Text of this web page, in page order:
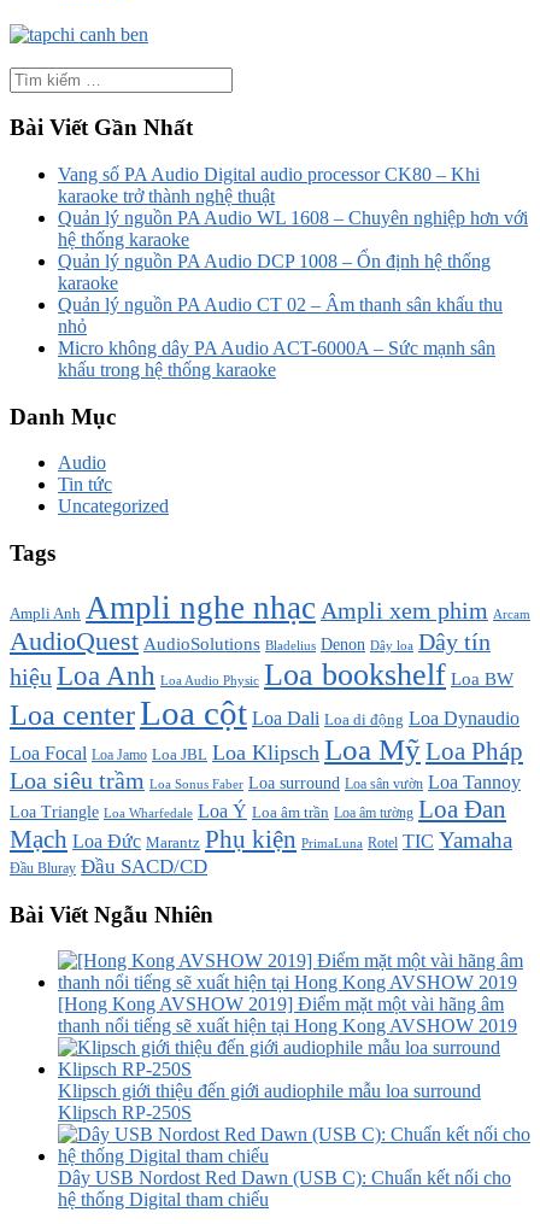
Bài Viết Gần Nhất
Vang số PA Audio Digital audio processor CK80 – Khi
karaoke trở thành nghệ thuật
Quản lý nguồn PA Audio WL 1608 – Chuyên nghiệp hơn với
hệ thống karaoke
Quản lý nguồn PA Audio DCP 1008 – Ổn định hệ thống
karaoke
Quản lý nguồn PA Audio CT 02 – Âm thanh sân khấu thu
nhỏ
Micro không dây PA Audio ACT-6000A – Sức mạnh sân
khấu trong hệ thống karaoke
Danh Mục
Audio
Tin tức
Uncategorized
Tags
Ampli Anh Ampli nghe nhạc Ampli xem phim Arcam
AudioQuest AudioSolutions Bladelius Denon Dây loa Dây tín
hiệu Loa Anh Loa Audio Physic Loa bookshelf Loa BW
Loa centerLoa cột Loa Dali Loa di động Loa Dynaudio
Loa Focal Loa Jamo Loa JBL Loa Klipsch Loa MỹLoa Pháp
Loa siêu trầm Loa Sonus Faber Loa surround Loa sân vườn Loa Tannoy
Loa Triangle Loa Wharfedale Loa Ý Loa âm trần Loa âm tường Loa Đan
Mạch Loa Đức Marantz Phụ kiện PrimaLuna Rotel TIC Yamaha
Đầu Bluray Đầu SACD/CD
Bài Viết Ngẫu Nhiên
[Hong Kong AVSHOW 2019] Điểm mặt một vài hãng âm
thanh nổi tiếng sẽ xuất hiện tại Hong Kong AVSHOW 2019
Klipsch giới thiệu đến giới audiophile mẫu loa surround
Klipsch RP-250S
Dây USB Nordost Red Dawn (USB C): Chuẩn kết nối cho
hệ thống Digital tham chiếu